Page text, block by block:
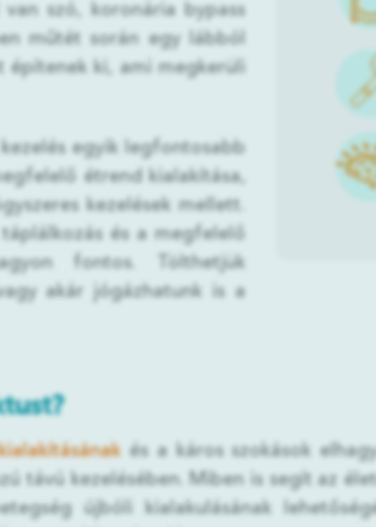
szó, koronária bypass
műtét során egy lábból
ki, ami megkerüli
egyik legfontosabb
étrend kialakítása,
kezelések mellett.
és a megfelelő
fontos. Tölthetjük
akár jógázhatunk is a
és a káros szokások
távú kezelésében. Miben is segít az
újbóli kialakulásának